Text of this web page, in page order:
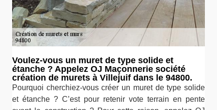
Voulez-vous un muret de type solide et
étanche ? Appelez OJ Maçonnerie société
création de murets à Villejuif dans le 94800.
Pourquoi cherchiez-vous créer un muret de type solide
et étanche ? C’est pour retenir vote terrain en pente